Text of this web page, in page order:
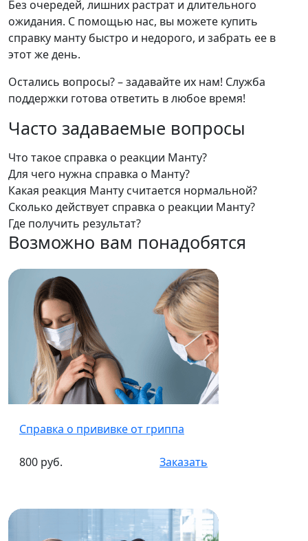
Без очередей, лишних растрат и длительного
ожидания. С помощью нас, вы можете купить
справку манту быстро и недорого, и забрать ее в
этот же день.
Остались вопросы? – задавайте их нам! Служба
поддержки готова ответить в любое время!
Часто задаваемые вопросы
Что такое справка о реакции Манту?
Для чего нужна справка о Манту?
Какая реакция Манту считается нормальной?
Сколько действует справка о реакции Манту?
Где получить результат?
Возможно вам понадобятся
Справка о прививке от гриппа
800 руб. Заказать